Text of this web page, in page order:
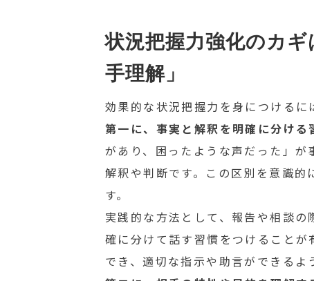
状況把握力強化のカ
手理解」
効果的な状況把握力を身につけるに
第一に、事実と解釈を明確に分ける
があり、困ったような声だった」
解釈や判断です。この区別を意識
す。
実践的な方法として、報告や相談
確に分けて話す習慣をつけること
でき、適切な指示や助言ができるよ